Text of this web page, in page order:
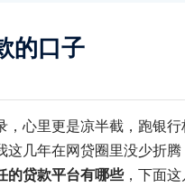
的口子
，心里更是凉半截，跑银行
这几年在网贷圈里没少折腾
的贷款平台有哪些，下面这